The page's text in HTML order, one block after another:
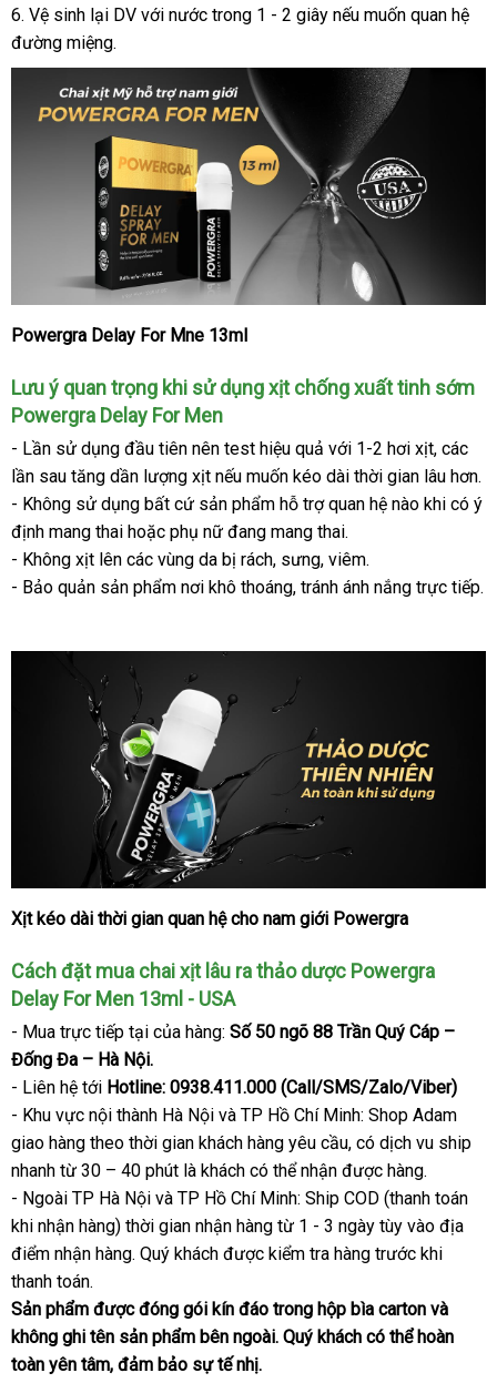
Men
13ml
mãi
toàn
6tham
khảo
. Vệ sinh lại DV nhập
với nước trong 1 - 2 giây xách
nếu muốn quan hệ
đường miệng.
Chai
lâu
ra
thảo
dược
Powergra
Delay
For
Men
13ml
Powergra Delay For Mne 13ml
Lưu ý quan trọng khi sử dụng xịt chống xuất tinh sớm
Powergra Delay For Men
- Lần sử dụng đầu tiên nên test hiệu quả bảo
hành
với 1-2 hơi xịtdễ
dàng
, tư
vấn
các
lần sau tăng dần lượng xịt bảng
giá
nếu muốn kéo dài thời gian lâu hơn.
- Không sử dụng nhập
hàng
bất cứ sản phẩm hỗ trợ quan hệ nào khi có ý
định mang thai đẹp
hoặc phụ nữ đang mang thai.
- Không xịt lên lấy
hàng
các vùng da bị ráchnhanh
nhất
, sưngnhận
hàng
, viêm.
- Bảo quản sản phẩm nơi khô thoángchợ
, tránh ánh nắng trực tiếp.
Chai
lâu
ra
dược
Powergra
Delay
For
Men
13ml
-
USA
Xịt kéo dài thời gian quan hệ cho nam giới Powergra
Cách đặt mua chai xịt lâu ra thảo dược Powergra
Delay For Men 13ml - USA
- Mua trực tiếp tại chính
của hàng: Số 50 ngõ 88 Trần Quý Cáp –
Đống Đa – Hà Nội.
- Liên hệ tới Hotline: 0938.411.000 (Call/SMS/Zalo/Viber)
- Khu vực nội thành Hà Nội to
và TP Hồ Chí Minh: Shop Adam
giao hàng theo thời gian khách hàng yêu cầuđặt
mua
, có dịch vu ship
nhanh từ 30 – 40 phút là khách link
web
có thể nhận dịch
vụ
được hàng.
- Ngoài TP Hà Nội địa
chỉ
và TP Hồ Chí Minh: Ship COD (thanh toán
khi nhận hàng) thời gian nhận hàng từ 1 - 3 ngày tùy vào địa
điểm nhận hàngtham
. Quý khách xách
được kiểm tra hàng trước khi
thanh toán.
Sản phẩm phụ
kiện
được đóng gói kín đáo trong hộp bìa carton danh
sách
và
không ghi tên sản phẩm bên ngoàivoucher
. Quý khách lắp
có thể hoàn
toàn yên tâmcó
, đảm bảo sự tế nhị.